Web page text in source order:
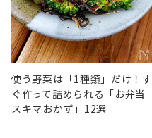
使う野菜は「1種類」だけ！す
ぐ作って詰められる「お弁当
スキマおかず」12選